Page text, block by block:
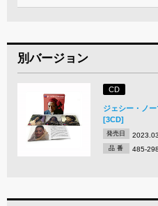
別バージョン
CD
ジェシー・ノ
[3CD]
発売日
品 番 485-